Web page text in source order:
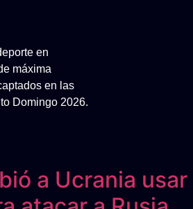
en
máxima
en las
Domingo 2026.
a Ucrania usar